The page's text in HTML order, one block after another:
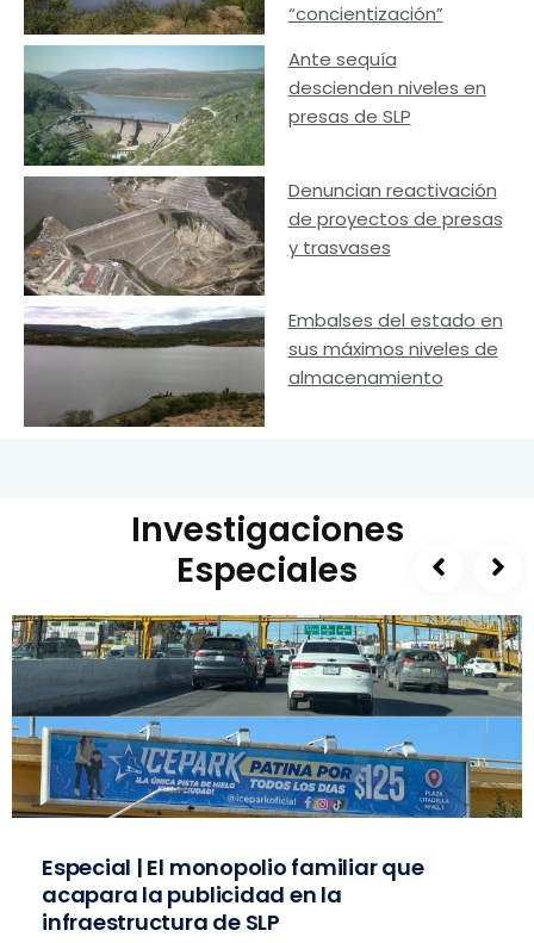
“concientización”
Ante sequía
descienden niveles en
presas de SLP
Denuncian reactivación
de proyectos de presas
y trasvases
Embalses del estado en
sus máximos niveles de
almacenamiento
Investigaciones
Especiales
Especial | El monopolio familiar que
acapara la publicidad en la
infraestructura de SLP